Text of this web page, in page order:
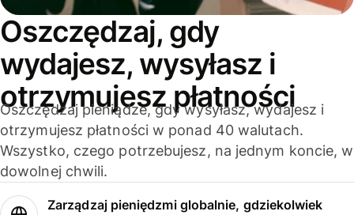
Oszczędzaj, gdy
wydajesz, wysyłasz i
otrzymujesz płatności
Oszczędzaj pieniądze, gdy wysyłasz, wydajesz i
otrzymujesz płatności w ponad 40 walutach.
Wszystko, czego potrzebujesz, na jednym koncie, w
dowolnej chwili.
Zarządzaj pieniędzmi globalnie, gdziekolwiek